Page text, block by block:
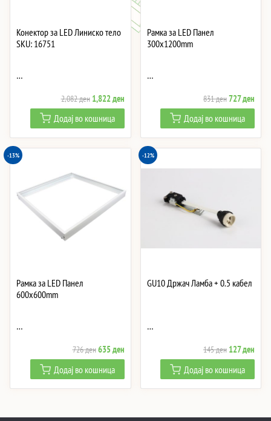
Конектор за LED Линиско тело
SKU: 16751
…
2,082ден Original
price
was:
2,082 ден.
1,822денCurrent
price
is:
1,822 ден.
Додај во кошница
Рамка за LED Панел
300x1200mm
…
831денOriginal
price
was:
831 ден.
727ден
price
is:
727
Додај во кошница
-13%
Рамка за LED Панел
600x600mm
…
726денOriginal
price
was:
726 ден.
635денCurrent
price
is:
635 ден.
Додај во кошница
-12%
GU10 Држач Ламба + 0.5 кабел
…
145ден Original
price
was:
145 ден.
127ден
price
is:
127
Додај во кошница